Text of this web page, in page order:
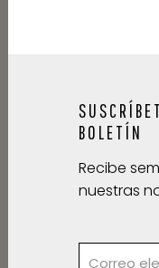
BOLETÍN
Recibe
nuestras